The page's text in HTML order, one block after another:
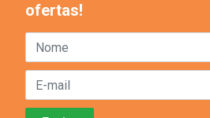
ofertas!